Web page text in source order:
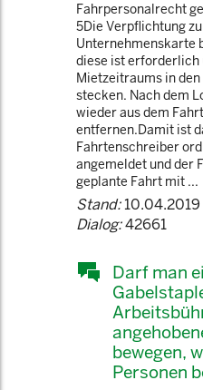
Fahrpersonalrecht
5Die Verpflichtung
Unternehmenskarte
diese ist erforderlich
Mietzeitraums in
stecken. Nach dem
wieder aus dem
entfernen.Damit ist
Fahrtenschreiber
angemeldet und der
geplante Fahrt mit ...
Stand:10.04.2019
Dialog:42661
Darf man
bewegen,
Personen